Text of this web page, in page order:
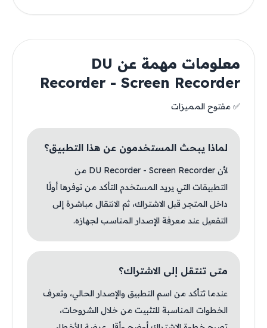
معلومات مهمة عن DU
Recorder - Screen Recorder
✅ مفتوح المميزات
لماذا يبحث المستخدمون عن هذا التطبيق؟
لأن DU Recorder - Screen Recorder من
التطبيقات التي يريد المستخدم التأكد من توفرها أولًا
داخل المتجر قبل الاشتراك، ثم الانتقال مباشرة إلى
التفعيل عند معرفة الإصدار المناسب لجهازه.
متى تنتقل إلى الاشتراك؟
عندما تتأكد من اسم التطبيق والإصدار الحالي، وتعرف
الخطوات المناسبة للتثبيت من خلال الشروحات،